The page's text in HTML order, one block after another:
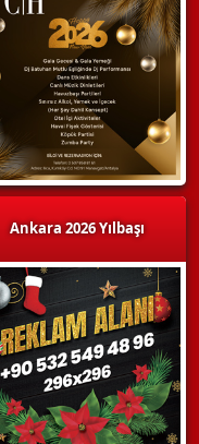
Ankara 2026 Yılbaşı